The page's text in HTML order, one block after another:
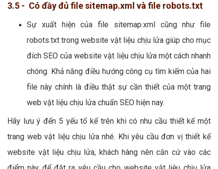
3.5 - Có đầy đủ file sitemap.xml và file robots.txt
Sự xuất hiện của file sitemap.xml cũng như file
robots.txt trong website vật liệu chịu lửa giúp cho mục
đích SEO của website vật liệu chịu lửa một cách nhanh
chóng. Khả năng điều hướng công cụ tìm kiếm của hai
file này chính là điều thật sự cần thiết của một trang
web vật liệu chịu lửa chuẩn SEO hiện nay.
Hãy lưu ý đến 5 yếu tố kể trên khi có nhu cầu thiết kế một
trang web vật liệu chịu lửa nhé. Khi yêu cầu đơn vị thiết kế
website vật liệu chịu lửa, khách hàng nên căn cứ vào các